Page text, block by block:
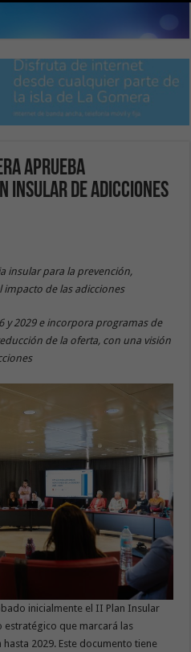
aprueba
Insular de Adicciones
insular para la prevención,
de las adicciones
y 2029 e incorpora programas de
de la oferta, con una visión
inicialmente el II Plan Insular
estratégico que marcará las
2029. Este documento tiene